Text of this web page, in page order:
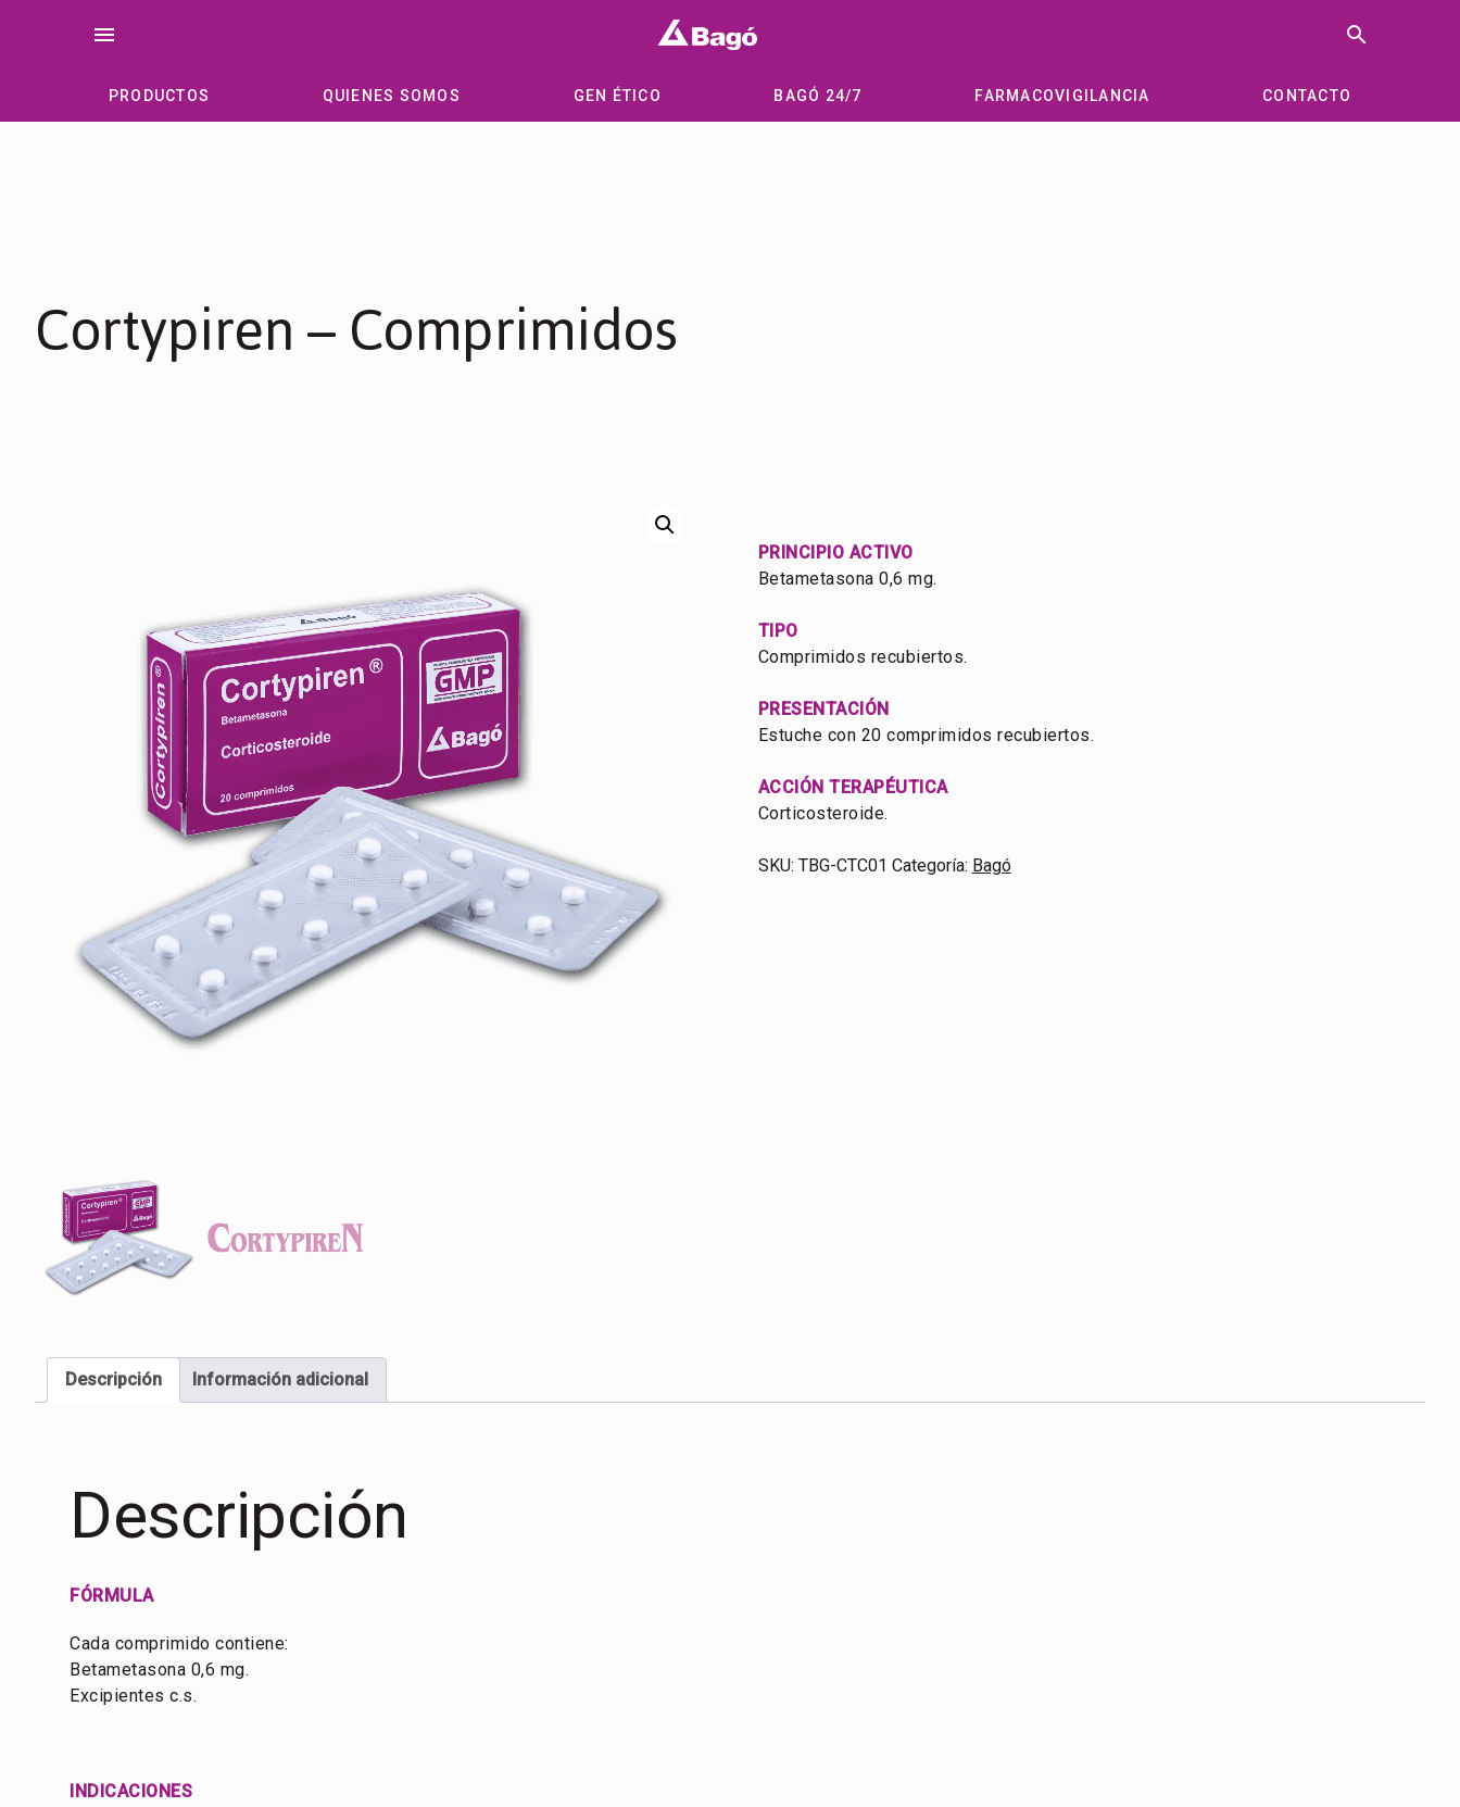
menu search
PRODUCTOS QUIENES SOMOS GEN ÉTICO BAGÓ 24/7 FARMACOVIGILANCIA CONTACTO
Cortypiren – Comprimidos
PRINCIPIO ACTIVO
Betametasona 0,6 mg.
TIPO
Comprimidos recubiertos.
PRESENTACIÓN
Estuche con 20 comprimidos recubiertos.
ACCIÓN TERAPÉUTICA
Corticosteroide.
SKU: TBG-CTC01 Categoría: Bagó
Descripción Información adicional
Descripción
FÓRMULA
Cada comprimido contiene:
Betametasona 0,6 mg.
Excipientes c.s.
INDICACIONES